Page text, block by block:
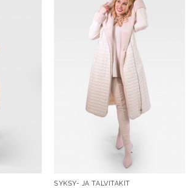
SYKSY- JA TALVITAKIT